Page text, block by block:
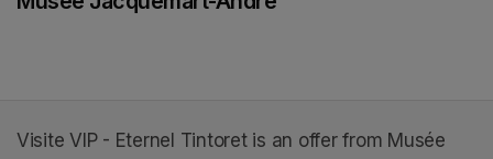
Visite VIP - Eternel Tintoret is an offer from Musée